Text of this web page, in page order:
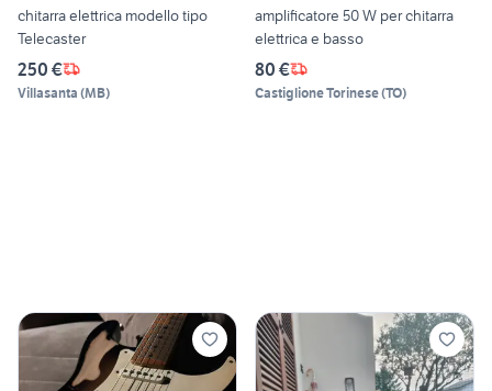
chitarra elettrica modello tipo
Telecaster
250 €
Villasanta (MB)
amplificatore 50 W per chitarra
elettrica e basso
80 €
Castiglione Torinese(TO)